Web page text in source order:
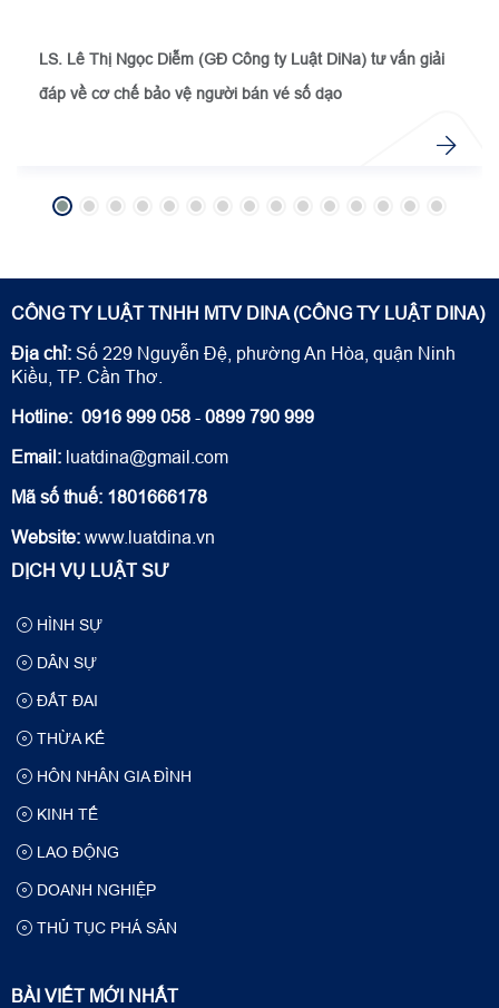
LS. Lê Thị Ngọc Diễm (GĐ Công ty Luật DiNa) tư vấn giải
đáp về cơ chế bảo vệ người bán vé số dạo
CÔNG TY LUẬT TNHH MTV DINA (CÔNG TY LUẬT DINA)
Địa chỉ: Số 229 Nguyễn Đệ, phường An Hòa, quận Ninh
Kiều, TP. Cần Thơ.
Hotline: 0916 999 058 - 0899 790 999
Email: luatdina@gmail.com
Mã số thuế: 1801666178
Website: www.luatdina.vn
DỊCH VỤ LUẬT SƯ
HÌNH SỰ
DÂN SỰ
ĐẤT ĐAI
THỪA KẾ
HÔN NHÂN GIA ĐÌNH
KINH TẾ
LAO ĐỘNG
DOANH NGHIỆP
THỦ TỤC PHÁ SẢN
BÀI VIẾT MỚI NHẤT